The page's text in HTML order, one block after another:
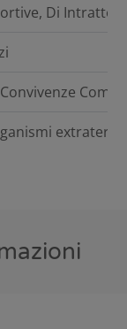
Di